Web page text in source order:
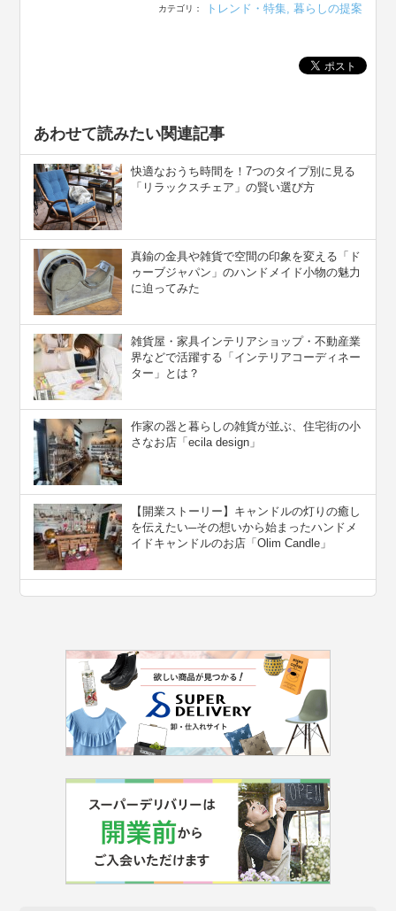
カテゴリ： トレンド・特集 暮らしの提案
あわせて読みたい関連記事
快適なおうち時間を！7つのタイプ別に見る
「リラックスチェア」の賢い選び方
真鍮の金具や雑貨で空間の印象を変える「ド
ゥーブジャパン」のハンドメイド小物の魅力
に迫ってみた
雑貨屋・家具インテリアショップ・不動産業
界などで活躍する「インテリアコーディネー
ター」とは？
作家の器と暮らしの雑貨が並ぶ、住宅街の小
さなお店「ecila design」
【開業ストーリー】キャンドルの灯りの癒し
を伝えたい─その想いから始まったハンドメ
イドキャンドルのお店「Olim Candle」